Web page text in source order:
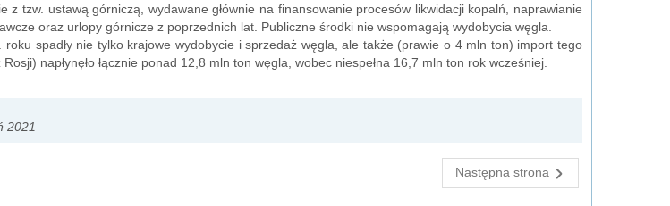
z tzw. ustawą górniczą, wydawane głównie na finansowanie procesów likwidacji kopalń, naprawianie
oraz urlopy górnicze z poprzednich lat. Publiczne środki nie wspomagają wydobycia węgla.
spadły nie tylko krajowe wydobycie i sprzedaż węgla, ale także (prawie o 4 mln ton) import tego
napłynęło łącznie ponad 12,8 mln ton węgla, wobec niespełna 16,7 mln ton rok wcześniej.
2021
Następna strona